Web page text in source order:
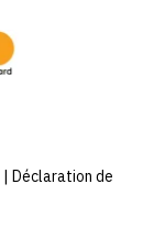
| Déclaration de